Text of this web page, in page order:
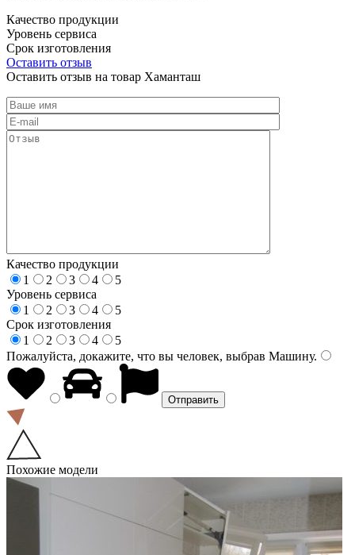
Качество продукции
Уровень сервиса
Срок изготовления
Оставить отзыв
Оставить отзыв на товар Хаманташ
Качество продукции
1
2 3 4
5
Уровень сервиса
1
2 3 4
5
Срок изготовления
1
2 3 4
5
Пожалуйста, докажите, что вы человек, выбрав Машину.
Похожие модели